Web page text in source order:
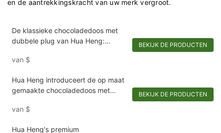
en de aantrekkingskracht van uw merk vergroot.
De klassieke chocoladedoos met
dubbele plug van Hua Heng:
van $
BEKIJK DE PRODUCTEN
Hua Heng introduceert de op maat
gemaakte chocoladedoos met
voor uw lekkernijen
van $
BEKIJK DE PRODUCTEN
Hua Heng's premium